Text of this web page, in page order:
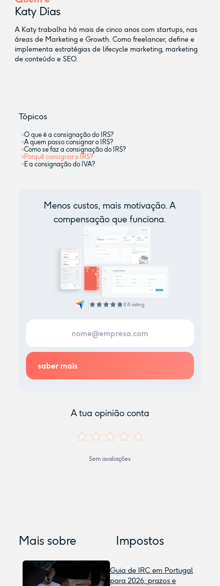
Katy Dias
A Katy trabalha há mais de cinco anos com startups, nas
áreas de Marketing e Growth. Como freelancer, define e
implementa estratégias de lifecycle marketing, marketing
de conteúdo e SEO.
Tópicos
O que é a consignação do IRS?‍
A quem posso consignar o IRS?
Como se faz a consignação do IRS?
Porquê consignar o IRS?
E a consignação do IVA?
Menos custos, mais motivação. A
compensação que funciona.
4.8 rating
A tua opinião conta
Sem avaliações
Mais sobre Impostos
Guia de IRC em Portugal
para 2026: prazos e